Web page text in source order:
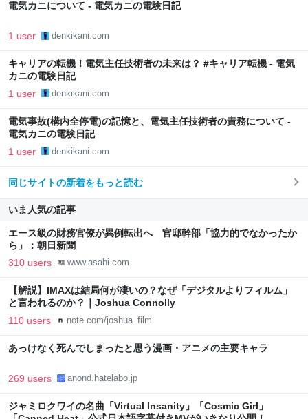
電気カニについて - 電気カニの電験日記
1 user denkikani.com
キャリアの転機！電気主任技術者の未来は？ #キャリア転機 - 電気
カニの電験日記
1 user denkikani.com
電気事故(構内全停電)の記憶と、電気主任技術者の責務について -
電気カニの電験日記
1 user denkikani.com
同じサイトの新着をもっと読む
いま人気の記事
エース級の財務官僚が異例転出へ 官邸幹部「協力的でなかったか
ら」：朝日新聞
310 users www.asahi.com
【解説】IMAXは結局何が凄いの？なぜ「デジタルよりフィルム」
と言われるのか？｜Joshua Connolly
110 users note.com/joshua_film
あっけなく死んでしまったと思う漫画・アニメの主要キャラ
269 users anond.hatelabo.jp
ジャミロクワイの名曲「Virtual Insanity」「Cosmic Girl」